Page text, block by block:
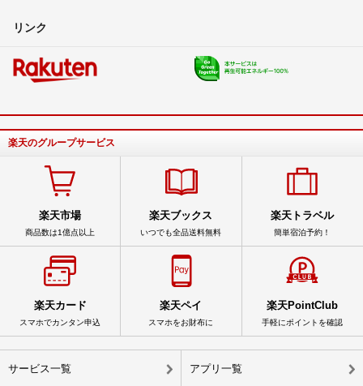
リンク
楽天のグループサービス
楽天市場
商品数は1億点以上
楽天ブックス
いつでも全品送料無料
楽天トラベル
簡単宿泊予約！
楽天カード
スマホでカンタン申込
楽天ペイ
スマホをお財布に
楽天PointClub
手軽にポイントを確認
サービス一覧 アプリ一覧